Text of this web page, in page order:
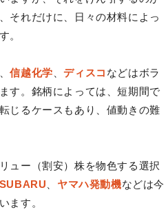
それだけに、⽇々の材料によっ
。
、信越化学 、ディスコ などはボラ
す。銘柄によっては、短期間で
じるケースもあり、値動きの難
ュー（割安）株を物色する選択
SUBARU ヤマハ発動機などは今
ます。